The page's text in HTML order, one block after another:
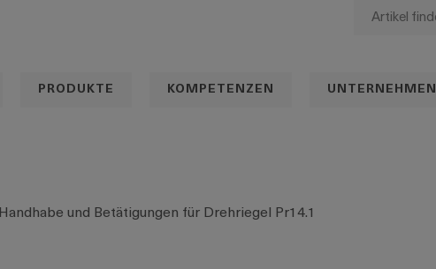
PRODUKTE KOMPETENZEN UNTERNEHMEN
Handhabe und Betätigungen für Drehriegel Pr14.1